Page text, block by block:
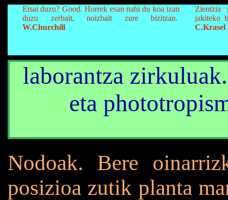
Etsai duzu? Good. Horrek esan nahi du koa izan
duzu zerbait, noizbait zure bizitzan.
W.Churchill
Zientzia
jakiteko
C.Krasel
laborantza
eta
Nodoak. Bere
posizioa zutik planta